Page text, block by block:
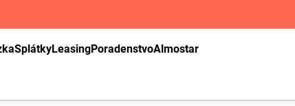
SplátkyLeasingPoradenstvoAlmostar